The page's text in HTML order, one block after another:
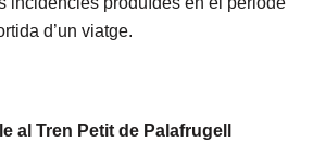
d’un viatge.
al Tren Petit de Palafrugell